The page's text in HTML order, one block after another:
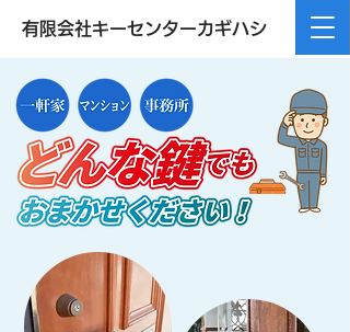
有限会社キーセンターカギハシ